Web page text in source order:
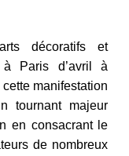
décoratifs et
à Paris d’avril à
manifestation
tournant majeur
en consacrant le
de nombreux